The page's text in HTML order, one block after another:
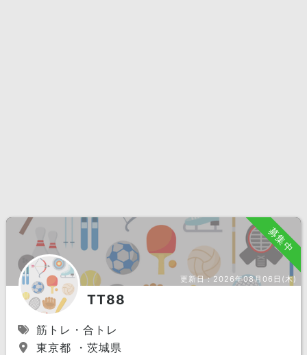
募集中
更新日：2026年08月06日(木)
TT88
筋トレ・合トレ
東京都 ・茨城県